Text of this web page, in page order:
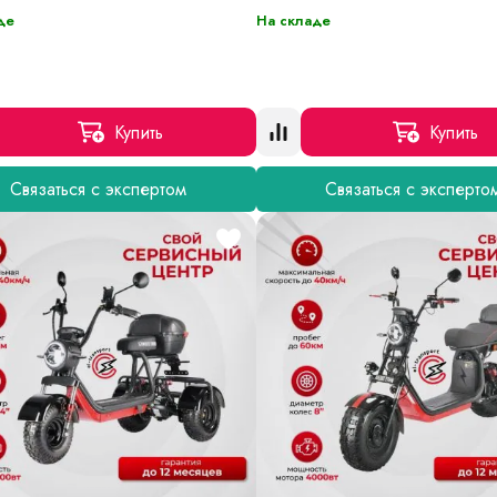
Купить
Связаться с экспертом
На складе
Купить
Связаться с